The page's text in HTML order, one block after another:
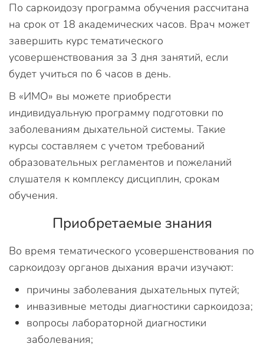
По саркоидозу программа обучения рассчитана
на срок от 18 академических часов. Врач может
завершить курс тематического
усовершенствования за 3 дня занятий, если
будет учиться по 6 часов в день.
В «ИМО» вы можете приобрести
индивидуальную программу подготовки по
заболеваниям дыхательной системы. Такие
курсы составляем с учетом требований
образовательных регламентов и пожеланий
слушателя к комплексу дисциплин, срокам
обучения.
Приобретаемые знания
Во время тематического усовершенствования по
саркоидозу органов дыхания врачи изучают:
причины заболевания дыхательных путей;
инвазивные методы диагностики саркоидоза;
вопросы лабораторной диагностики
заболевания;